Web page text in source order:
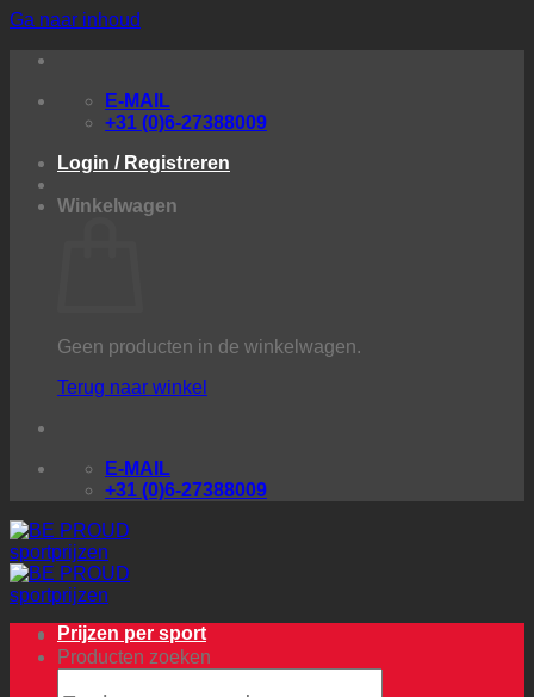
Ga naar inhoud
E-MAIL
+31 (0)6-27388009
Login / Registreren
Winkelwagen
Geen producten in de winkelwagen.
Terug naar winkel
E-MAIL
+31 (0)6-27388009
Producten zoeken
Prijzen per sport